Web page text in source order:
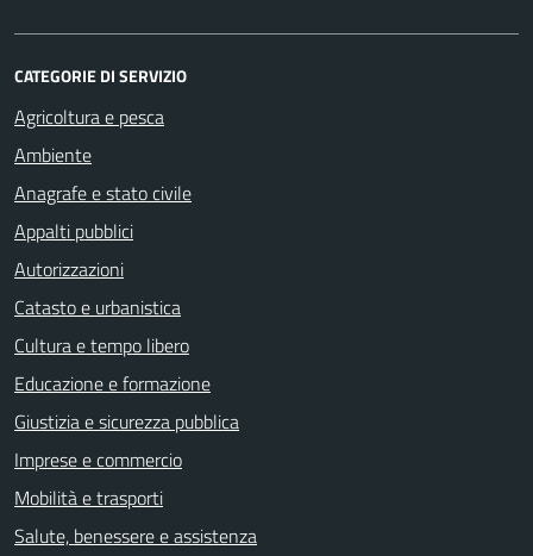
CATEGORIE DI SERVIZIO
Agricoltura e pesca
Ambiente
Anagrafe e stato civile
Appalti pubblici
Autorizzazioni
Catasto e urbanistica
Cultura e tempo libero
Educazione e formazione
Giustizia e sicurezza pubblica
Imprese e commercio
Mobilità e trasporti
Salute, benessere e assistenza